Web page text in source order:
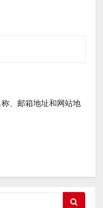
、邮箱地址和网站地